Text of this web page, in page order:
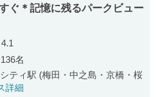
ぐ＊記憶に残るパークビュー
口コミ評価
4.1
名
ティ駅 (梅田・中之島・京橋・桜
詳細